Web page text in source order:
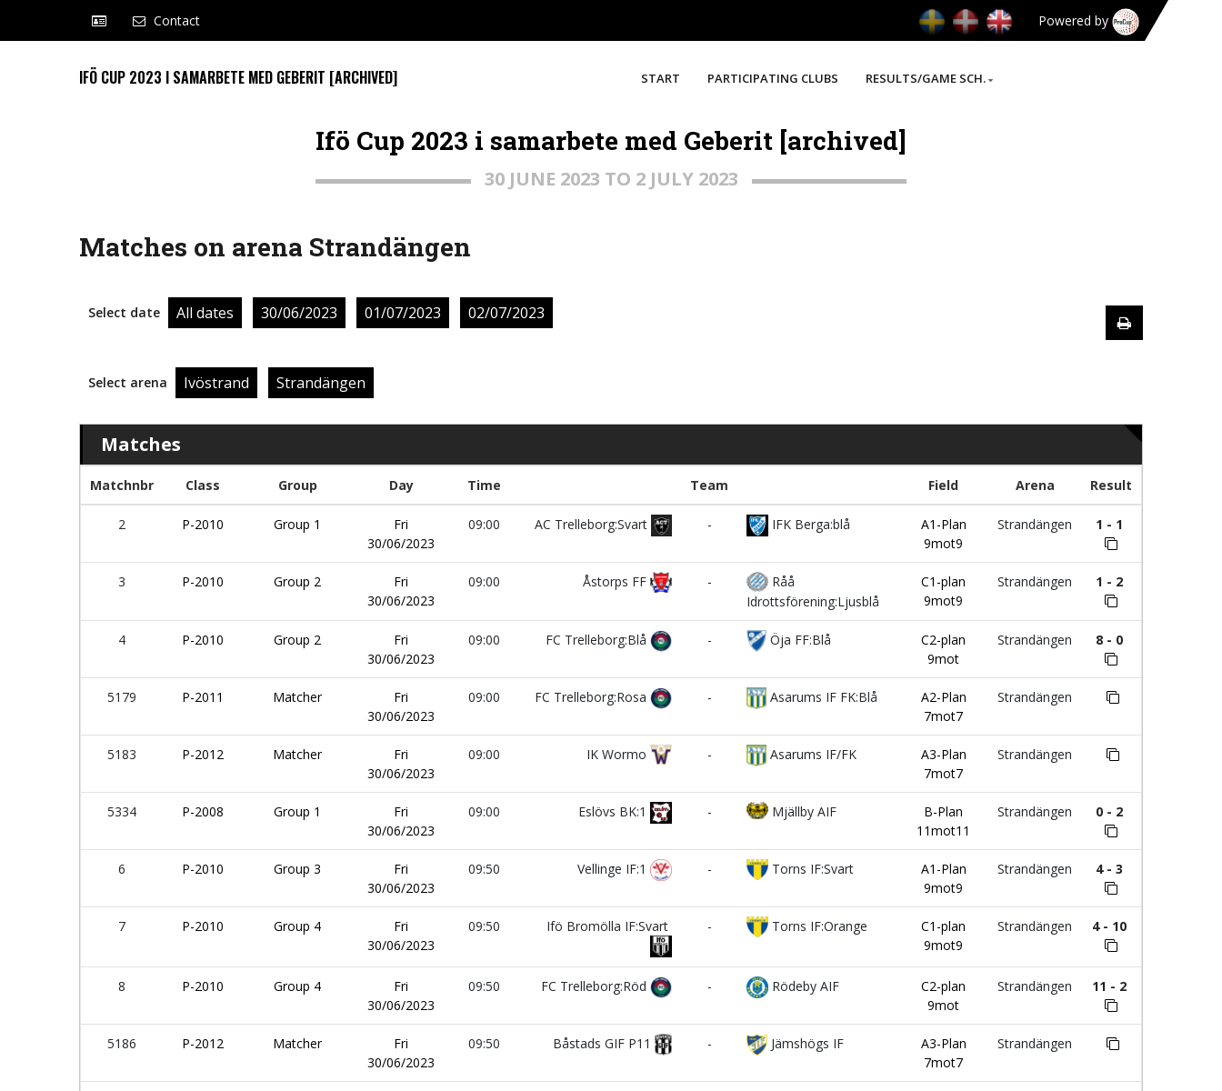
Contact Powered by
IFÖ CUP 2023 I SAMARBETE MED GEBERIT [ARCHIVED] START PARTICIPATING CLUBS RESULTS/GAME SCH.
Ifö Cup 2023 i samarbete med Geberit [archived]
30 JUNE 2023 TO 2 JULY 2023
Matches on arena Strandängen
Select date All dates 30/06/2023 01/07/2023 02/07/2023
Select arena Ivöstrand Strandängen
Matches
Matchnbr Class Group Day Time Team Field Arena Result
2 P-2010 Group 1
Fri
30/06/2023
09:00 AC Trelleborg:Svart - IFK Berga:blå
A1-Plan
9mot9
Strandängen 1 - 1
3 P-2010 Group 2
Fri
30/06/2023
09:00 Åstorps FF -
Råå
Idrottsförening:Ljusblå
C1-plan
9mot9
Strandängen 1 - 2
4 P-2010 Group 2
Fri
30/06/2023
09:00 FC Trelleborg:Blå - Öja FF:Blå
C2-plan
9mot
Strandängen 8 - 0
5179 P-2011 Matcher
Fri
30/06/2023
09:00 FC Trelleborg:Rosa - Asarums IF FK:Blå
A2-Plan
7mot7
Strandängen
5183 P-2012 Matcher
Fri
30/06/2023
09:00 IK Wormo - Asarums IF/FK
A3-Plan
7mot7
Strandängen
5334 P-2008 Group 1
Fri
30/06/2023
09:00 Eslövs BK:1 - Mjällby AIF
B-Plan
11mot11
Strandängen 0 - 2
6 P-2010 Group 3
Fri
30/06/2023
09:50 Vellinge IF:1 - Torns IF:Svart
A1-Plan
9mot9
Strandängen 4 - 3
7 P-2010 Group 4
Fri
30/06/2023
09:50 Ifö Bromölla IF:Svart - Torns IF:Orange
C1-plan
9mot9
Strandängen 4 - 10
8 P-2010 Group 4
Fri
30/06/2023
09:50 FC Trelleborg:Röd - Rödeby AIF
C2-plan
9mot
Strandängen 11 - 2
5186 P-2012 Matcher
Fri
30/06/2023
09:50 Båstads GIF P11 - Jämshögs IF
A3-Plan
7mot7
Strandängen